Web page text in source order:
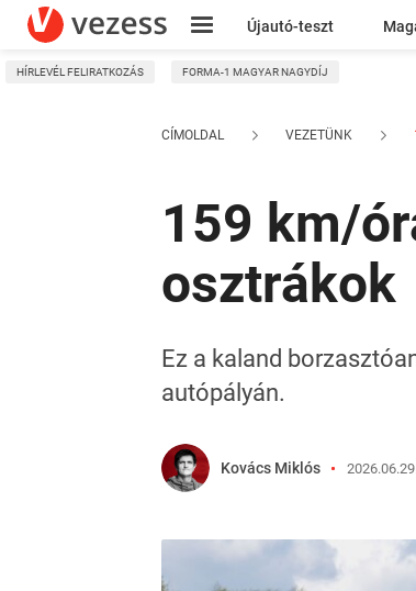
Újautó-teszt
Kresz
HÍRLEVÉL FELIRATKOZÁS FORMA-1 MAGYAR NAGYDÍJ
CÍMOLDAL VEZETÜNK
159 km/
osztrákok
Ez a kaland
autópályán.
Kovács Miklós